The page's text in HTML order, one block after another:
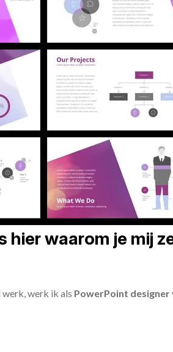
waarom je mij
werk, werk ik als PowerPoint